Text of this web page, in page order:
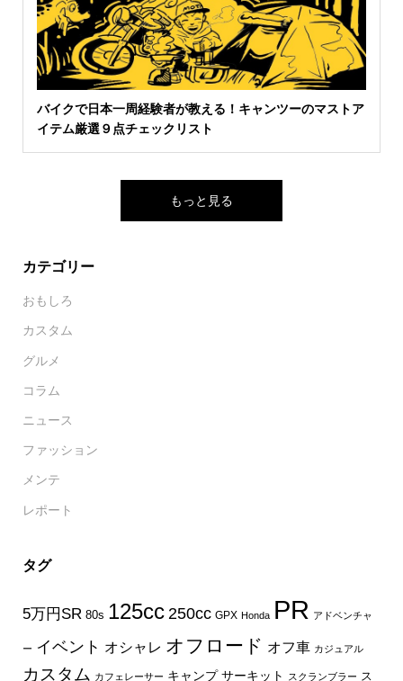
バイクで日本一周経験者が教える！キャンツーのマストア
イテム厳選９点チェックリスト
もっと見る
カテゴリー
おもしろ
カスタム
グルメ
コラム
ニュース
ファッション
メンテ
レポート
タグ
5万円SR 80s 125cc 250cc GPX Honda PR アドベンチャ
ー イベント オシャレ オフロード オフ車 カジュアル
カスタム カフェレーサー キャンプ サーキット スクランブラー ス